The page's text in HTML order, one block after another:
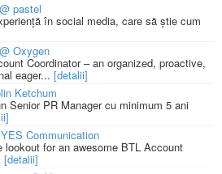
pastel
în social media, care să știe cum
Oxygen
Coordinator – an organized, proactive,
eager... [detalii]
Ketchum
Senior PR Manager cu minimum 5 ani
Communication
lookout for an awesome BTL Account
[detalii]